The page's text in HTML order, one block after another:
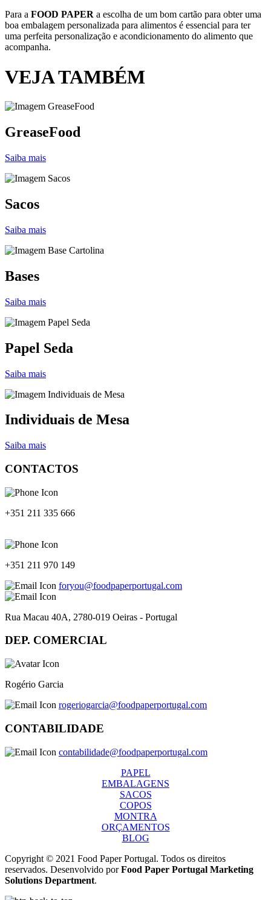
Para a FOOD PAPER a escolha de um bom cartão para obter uma
boa embalagem personalizada para alimentos é essencial para ter
uma perfeita personalização e acondicionamento do alimento que
acompanha.
VEJA TAMBÉM
GreaseFood
Saiba mais
Sacos
Saiba mais
Bases
Saiba mais
Papel Seda
Saiba mais
Individuais de Mesa
Saiba mais
CONTACTOS
+351 211 335 666
+351 211 970 149
foryou@foodpaperportugal.com
Rua Macau 40A, 2780-019 Oeiras - Portugal
DEP. COMERCIAL
Rogério Garcia
rogeriogarcia@foodpaperportugal.com
CONTABILIDADE
contabilidade@foodpaperportugal.com
PAPEL
EMBALAGENS
SACOS
COPOS
MONTRA
ORÇAMENTOS
BLOG
Copyright © 2021 Food Paper Portugal. Todos os direitos
reservados. Desenvolvido porFood Paper Portugal Marketing
Solutions Department.